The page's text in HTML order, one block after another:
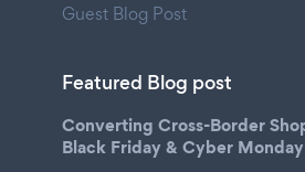
Guest Blog Post
Featured Blog post
Converting Cross-Border
Black Friday & Cyber Monday